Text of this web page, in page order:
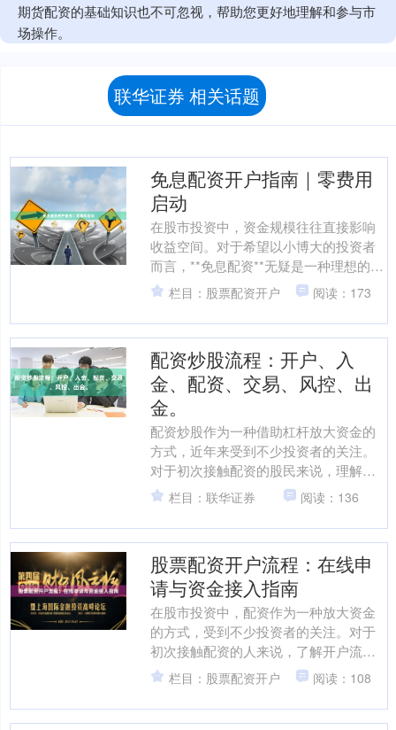
期货配资的基础知识也不可忽视，帮助您更好地理解和参与市
场操作。
联华证券 相关话题
免息配资开户指南｜零费用
启动
在股市投资中，资金规模往往直接影响
收益空间。对于希望以小博大的投资者
而言，**免息配资**无疑是一种理想的杠
杆工具。本文为您详细解析如何零费用
启动，安全高效地完....
栏目：股票配资开户 阅读：173
配资炒股流程：开户、入
金、配资、交易、风控、出
金。
配资炒股作为一种借助杠杆放大资金的
方式，近年来受到不少投资者的关注。
对于初次接触配资的股民来说，理解完
整的操作流程至关重要。本文将详细梳
理配资炒股的六大核心环节....
栏目：联华证券 阅读：136
股票配资开户流程：在线申
请与资金接入指南
在股市投资中，配资作为一种放大资金
的方式，受到不少投资者的关注。对于
初次接触配资的人来说，了解开户流程
和资金接入步骤至关重要。本文将为您
详细解析股票配资的开户流....
栏目：股票配资开户 阅读：108